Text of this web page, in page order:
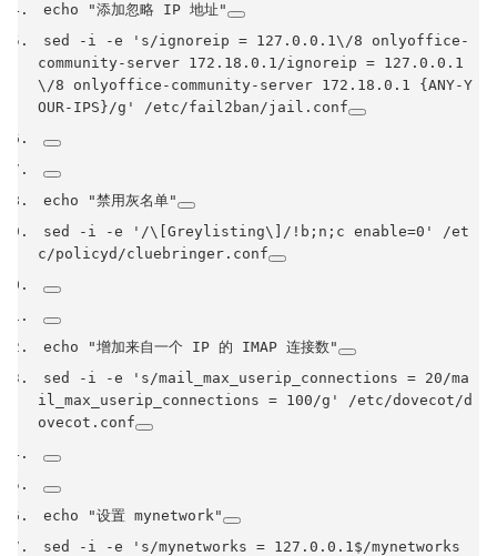
echo
"添加忽略 IP 地址"
sed
- i -e
's/ignoreip = 127.0.0.1\/8 onlyoffice-
community-server 172.18.0.1/ignoreip = 127.0.0.1
\/8 onlyoffice-community-server 172.18.0.1 {ANY-Y
OUR-IPS}/g'
/etc/fail2ban/jail . conf
echo
"禁用灰名单"
sed
- i -e '/\[Greylisting\]/!b;n;c enable=0' /et
c/policyd /cluebringer . conf
echo
"增加来自一个 IP 的 IMAP 连接数"
sed
- i -e
's/mail_max_userip_connections = 20/ma
il_max_userip_connections = 100/g'
/etc/dovecot/d
ovecot . conf
echo
"设置 mynetwork"
sed
- i -e
's/mynetworks = 127.0.0.1$/mynetworks